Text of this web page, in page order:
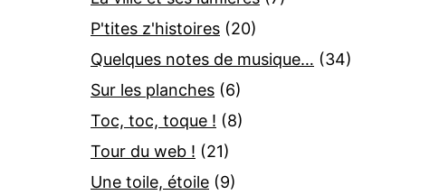
P'tites z'histoires (20)
Quelques notes de musique… (34)
Sur les planches (6)
Toc, toc, toque ! (8)
Tour du web ! (21)
Une toile, étoile (9)